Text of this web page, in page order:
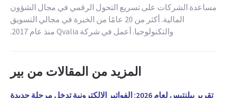
مساعدة الشركات على تسريع التحول الرقمي في مجال الشؤون
المالية. أكثر من 20 عامًا من الخبرة في مجالي التسويق
والتكنولوجيا. أعمل في شركة Qvalia منذ عام 2017.
المزيد من المقالات من بير
تقرير بيلنتيس لعام 2026: الفواتير الإلكترونية تدخل مرحلة جديدة